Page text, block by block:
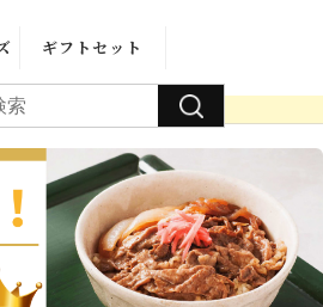
ギフトセット